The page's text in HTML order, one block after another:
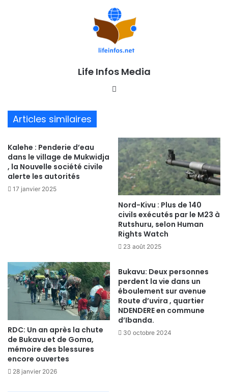
Life Infos Media
Articles similaires
Kalehe : Penderie d’eau
dans le village de Mukwidja
, la Nouvelle société civile
alerte les autorités
17 janvier 2025
Nord-Kivu : Plus de 140
civils exécutés par le M23 à
Rutshuru, selon Human
Rights Watch
23 août 2025
RDC: Un an après la chute
de Bukavu et de Goma,
mémoire des blessures
encore ouvertes
28 janvier 2026
Bukavu: Deux personnes
perdent la vie dans un
éboulement sur avenue
Route d’uvira , quartier
NDENDERE en commune
d’Ibanda.
30 octobre 2024